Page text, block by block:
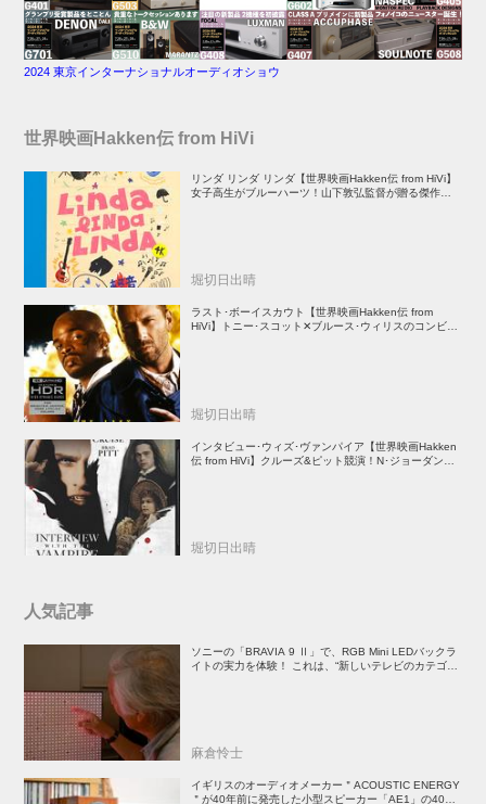
2024 東京インターナショナルオーディオショウ
世界映画Hakken伝 from HiVi
リンダ リンダ リンダ【世界映画Hakken伝 from HiVi】
女子高生がブルーハーツ！山下敦弘監督が贈る傑作青春
堀切日出晴
ラスト･ボーイスカウト【世界映画Hakken伝 from
HiVi】トニー･スコット✕ブルース･ウィリスのコンビが
堀切日出晴
インタビュー･ウィズ･ヴァンパイア【世界映画Hakken
伝 from HiVi】クルーズ&ピット競演！N･ジョーダン監
堀切日出晴
人気記事
ソニーの「BRAVIA 9 Ⅱ」で、RGB Mini LEDバックラ
イトの実力を体験！ これは、“新しいテレビのカテゴリ
麻倉怜士
イギリスのオーディオメーカー＂ACOUSTIC ENERGY
＂が40年前に発売した小型スピーカー「AE1」の40周